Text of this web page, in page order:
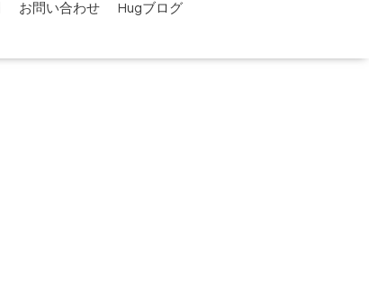
お問い合わせ
Hugブログ